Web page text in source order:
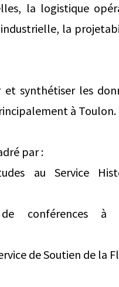
la logistique
la
synthétiser les
à Toulon.
par :
au Service
conférences à
de Soutien de la